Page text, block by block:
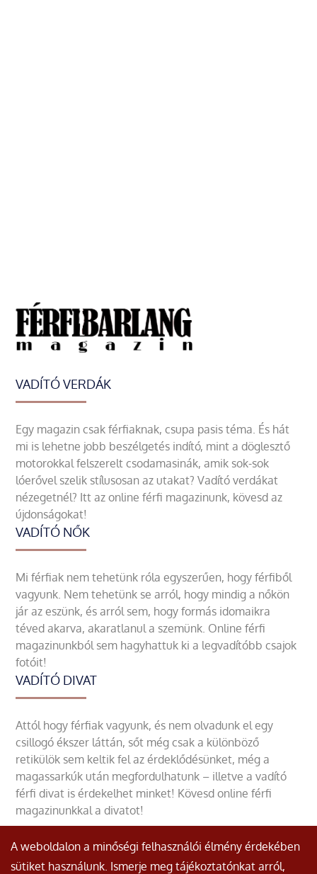
VADÍTÓ VERDÁK
Egy magazin csak férfiaknak, csupa pasis téma. És hát
mi is lehetne jobb beszélgetés indító, mint a döglesztő
motorokkal felszerelt csodamasinák, amik sok-sok
lóerővel szelik stílusosan az utakat? Vadító verdákat
nézegetnél? Itt az online férfi magazinunk, kövesd az
újdonságokat!
VADÍTÓ NŐK
Mi férfiak nem tehetünk róla egyszerűen, hogy férfiből
vagyunk. Nem tehetünk se arról, hogy mindig a nőkön
jár az eszünk, és arról sem, hogy formás idomaikra
téved akarva, akaratlanul a szemünk. Online férfi
magazinunkból sem hagyhattuk ki a legvadítóbb csajok
fotóit!
VADÍTÓ DIVAT
Attól hogy férfiak vagyunk, és nem olvadunk el egy
csillogó ékszer láttán, sőt még csak a különböző
retikülök sem keltik fel az érdeklődésünket, még a
magassarkúk után megfordulhatunk – illetve a vadító
férfi divat is érdekelhet minket! Kövesd online férfi
magazinunkkal a divatot!
A weboldalon a minőségi felhasználói élmény érdekében
sütiket használunk. Ismerje meg tájékoztatónkat arról,